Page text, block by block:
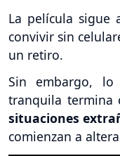
La película sigue
convivir sin
un retiro.
Sin embargo, lo
tranquila termina
situaciones
comienzan a